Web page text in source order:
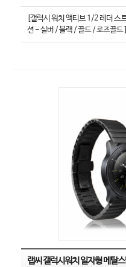
[갤럭시 워치 액티브 1/2 레더
션 - 실버 / 블랙 / 골드 / 로즈골드 ]
랩씨 갤럭시워치 일자형 메